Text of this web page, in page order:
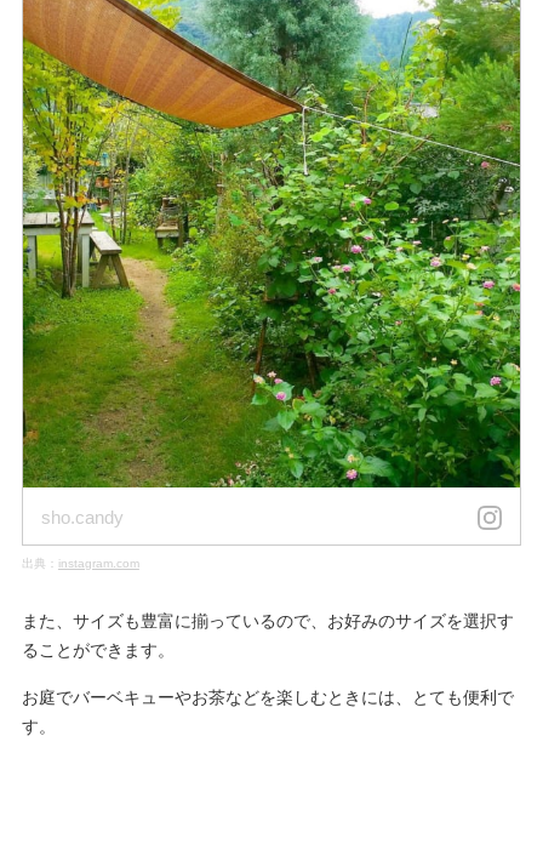
sho.candy
出典： instagram.com
また、サイズも豊富に揃っているので、お好みのサイズを選択す
ることができます。
お庭でバーベキューやお茶などを楽しむときには、とても便利で
す。